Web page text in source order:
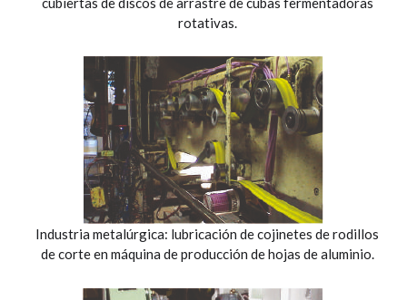
rotativas.
Industria metalúrgica: lubricación de cojinetes de rodillos
de corte en máquina de producción de hojas de aluminio.